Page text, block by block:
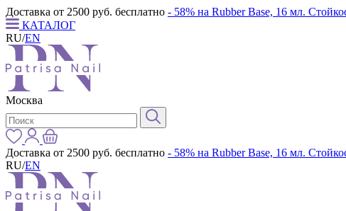
Доставка от 2500 руб. бесплатно - 58% на Rubber Base, 16 мл.
КАТАЛОГ
RU/EN
Москва
Доставка от 2500 руб. бесплатно - 58% на Rubber Base, 16 мл.
RU/EN